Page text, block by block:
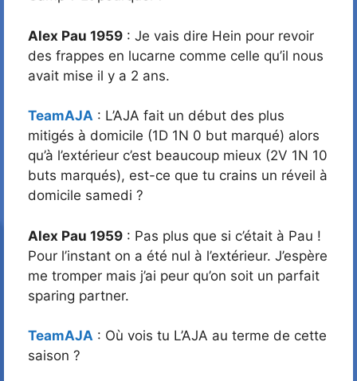
Alex Pau 1959 : Je vais dire Hein pour revoir
des frappes en lucarne comme celle qu’il nous
avait mise il y a 2 ans.
TeamAJA : L’AJA fait un début des plus
mitigés à domicile (1D 1N 0 but marqué) alors
qu’à l’extérieur c’est beaucoup mieux (2V 1N 10
buts marqués), est-ce que tu crains un réveil à
domicile samedi ?
Alex Pau 1959 : Pas plus que si c’était à Pau !
Pour l’instant on a été nul à l’extérieur. J’espère
me tromper mais j’ai peur qu’on soit un parfait
sparing partner.
TeamAJA : Où vois tu L’AJA au terme de cette
saison ?